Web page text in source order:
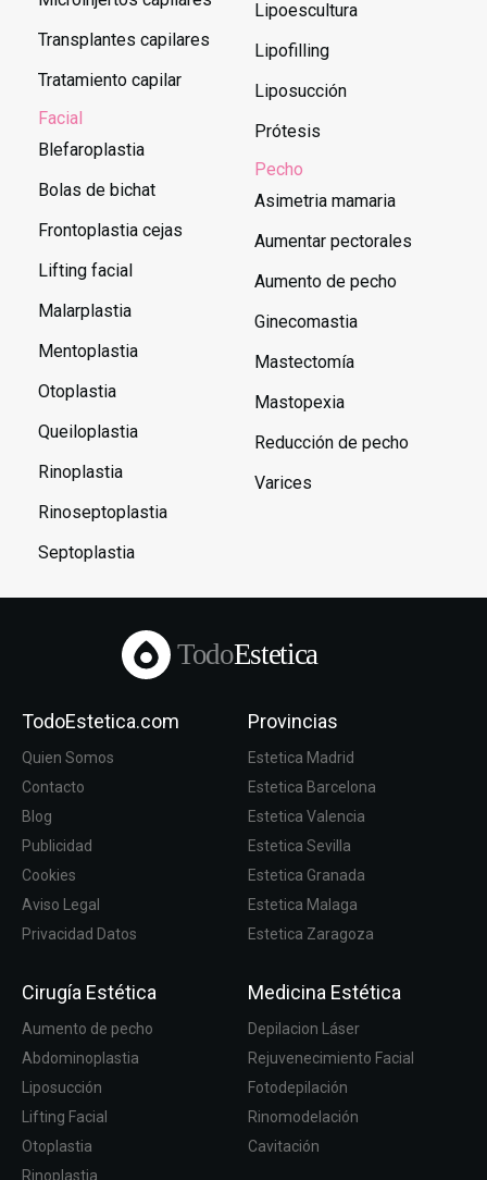
Transplantes capilares
Tratamiento capilar
Facial
Blefaroplastia
Bolas de bichat
Frontoplastia cejas
Lifting facial
Malarplastia
Mentoplastia
Otoplastia
Queiloplastia
Rinoplastia
Rinoseptoplastia
Septoplastia
Lipoescultura
Lipofilling
Liposucción
Prótesis
Pecho
Asimetria mamaria
Aumentar pectorales
Aumento de pecho
Ginecomastia
Mastectomía
Mastopexia
Reducción de pecho
Varices
TodoEstetica
TodoEstetica.com
Quien Somos
Contacto
Blog
Publicidad
Cookies
Aviso Legal
Privacidad Datos
Provincias
Estetica Madrid
Estetica Barcelona
Estetica Valencia
Estetica Sevilla
Estetica Granada
Estetica Malaga
Estetica Zaragoza
Cirugía Estética
Aumento de pecho
Abdominoplastia
Liposucción
Lifting Facial
Otoplastia
Rinoplastia
Medicina Estética
Depilacion Láser
Rejuvenecimiento Facial
Fotodepilación
Rinomodelación
Cavitación